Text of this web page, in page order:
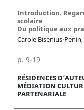
Introduction.
scolaire
Du politique aux
Carole Bisenius-
p. 9-19
RÉSIDENCES
MÉDIATION
PARTENARIALE